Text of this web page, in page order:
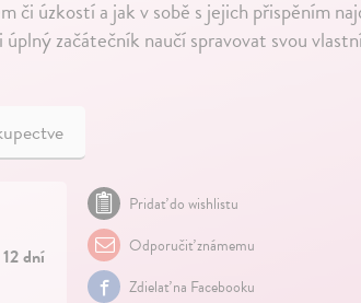
či úzkostí a jak v sobě s jejich přispěním
začátečník naučí spravovat svou
dní
Pridať do wishlistu
Odporučiť známemu
Zdielať na Facebooku